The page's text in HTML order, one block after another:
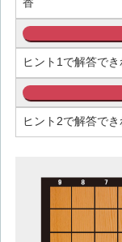
香
ヒント1で解答で
ヒント2で解答で